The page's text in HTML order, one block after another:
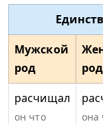
Мужской
род
род
расчищал
он что
она